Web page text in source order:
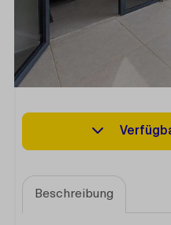
Beschreibung